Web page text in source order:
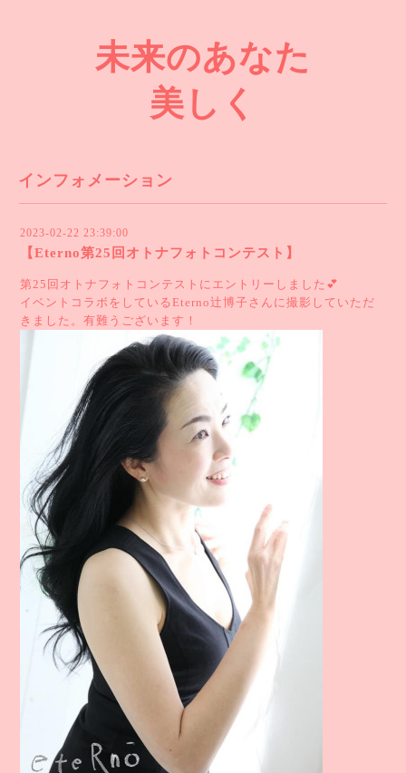
未来のあなた
美しく
インフォメーション
2023-02-22 23:39:00
【Eterno第25回オトナフォトコンテスト】
第25回オトナフォトコンテストにエントリーしました💕
イベントコラボをしているEterno辻博子さんに撮影していただ
きました。有難うございます！